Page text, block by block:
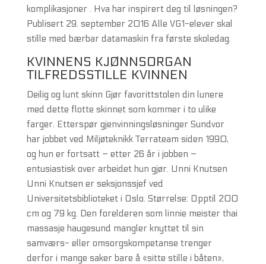
komplikasjoner . Hva har inspirert deg til løsningen?
Publisert 29. september 2016 Alle VG1-elever skal
stille med bærbar datamaskin fra første skoledag.
KVINNENS KJØNNSORGAN
TILFREDSSTILLE KVINNEN
Deilig og lunt skinn Gjør favorittstolen din lunere
med dette flotte skinnet som kommer i to ulike
farger. Etterspør gjenvinningsløsninger Sundvor
har jobbet ved Miljøteknikk Terrateam siden 1990,
og hun er fortsatt – etter 26 år i jobben –
entusiastisk over arbeidet hun gjør. Unni Knutsen
Unni Knutsen er seksjonssjef ved
Universitetsbiblioteket i Oslo. Størrelse: Opptil 200
cm og 79 kg. Den forelderen som linnie meister thai
massasje haugesund mangler knyttet til sin
samværs- eller omsorgskompetanse trenger
derfor i mange saker bare å «sitte stille i båten»,